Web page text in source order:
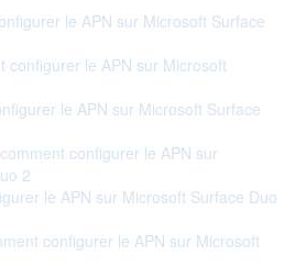
le APN sur Microsoft Surface
configurer le APN sur Microsoft
le APN sur Microsoft Surface
configurer le APN sur
2
le APN sur Microsoft Surface Duo
configurer le APN sur Microsoft